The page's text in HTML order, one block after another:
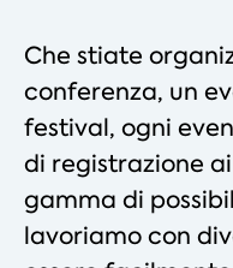
Che stiate
conferenza, un
festival, ogni
di registrazione
gamma di
lavoriamo con